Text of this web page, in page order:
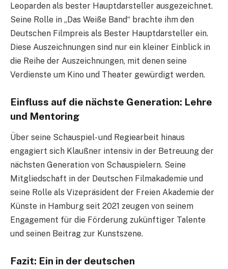
Leoparden als bester Hauptdarsteller ausgezeichnet.
Seine Rolle in „Das Weiße Band“ brachte ihm den
Deutschen Filmpreis als Bester Hauptdarsteller ein.
Diese Auszeichnungen sind nur ein kleiner Einblick in
die Reihe der Auszeichnungen, mit denen seine
Verdienste um Kino und Theater gewürdigt werden.
Einfluss auf die nächste Generation: Lehre
und Mentoring
Über seine Schauspiel- und Regiearbeit hinaus
engagiert sich Klaußner intensiv in der Betreuung der
nächsten Generation von Schauspielern. Seine
Mitgliedschaft in der Deutschen Filmakademie und
seine Rolle als Vizepräsident der Freien Akademie der
Künste in Hamburg seit 2021 zeugen von seinem
Engagement für die Förderung zukünftiger Talente
und seinen Beitrag zur Kunstszene.
Fazit: Ein in der deutschen